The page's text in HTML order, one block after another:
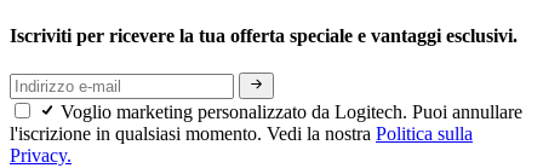
Iscriviti per ricevere la tua offerta speciale e vantaggi esclusivi.
Voglio marketing personalizzato da Logitech. Puoi annullare
l'iscrizione in qualsiasi momento. Vedi la nostra Politica sulla
Privacy.